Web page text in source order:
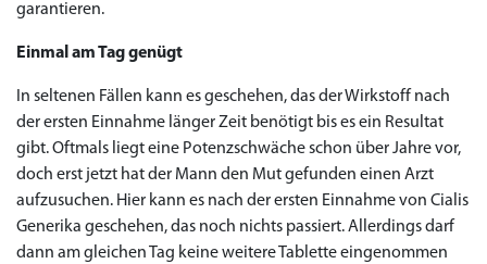
garantieren.
Einmal am Tag genügt
In seltenen Fällen kann es geschehen, das der Wirkstoff nach
der ersten Einnahme länger Zeit benötigt bis es ein Resultat
gibt. Oftmals liegt eine Potenzschwäche schon über Jahre vor,
doch erst jetzt hat der Mann den Mut gefunden einen Arzt
aufzusuchen. Hier kann es nach der ersten Einnahme von Cialis
Generika geschehen, das noch nichts passiert. Allerdings darf
dann am gleichen Tag keine weitere Tablette eingenommen